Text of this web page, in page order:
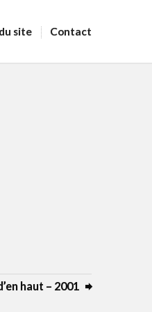
site Contact
haut – 2001